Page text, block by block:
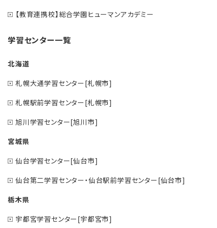
【教育連携校】総合学園ヒューマンアカデミー
学習センター一覧
北海道
札幌大通学習センター[札幌市]
札幌駅前学習センター[札幌市]
旭川学習センター[旭川市]
宮城県
仙台学習センター[仙台市]
仙台第二学習センター・仙台駅前学習センター[仙台市]
栃木県
宇都宮学習センター[宇都宮市]